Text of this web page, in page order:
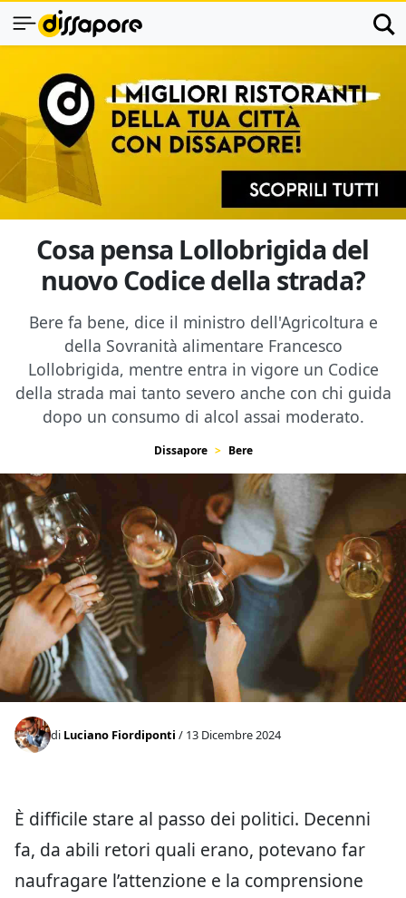
Cosa pensa Lollobrigida del
nuovo Codice della strada?
Bere fa bene, dice il ministro dell'Agricoltura e
della Sovranità alimentare Francesco
Lollobrigida, mentre entra in vigore un Codice
della strada mai tanto severo anche con chi guida
dopo un consumo di alcol assai moderato.
Dissapore Bere
di Luciano Fiordiponti / 13 Dicembre 2024
È difficile stare al passo dei politici. Decenni
fa, da abili retori quali erano, potevano far
naufragare l’attenzione e la comprensione